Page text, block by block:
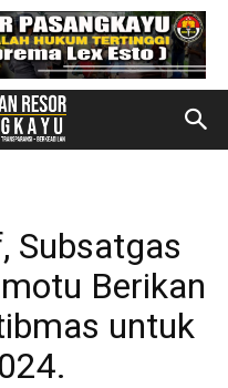
Subsatgas
Berikan
untuk